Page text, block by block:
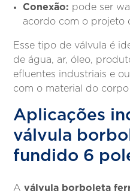
Conexão: pode ser
acordo com o projeto
Esse tipo de válvula é
de água, ar, óleo,
efluentes industriais e
com o material do corpo
Aplicações
válvula
fundido 6
Aválvula borboleta